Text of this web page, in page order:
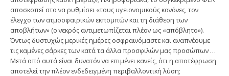
αποσκοπεί στο να ρυθμίσει «τους υγειονομικούς κανόνες, τον
έλεγχο των ατμοσφαιρικών εκπομπών και τη διάθεση των
αποβλήτων» (ο νεκρός αντιμετωπίζεται πλέον ως «απόβλητο»).
Όντως δυστυχώς μερικές ημέρες οσφραινόμαστε και αναπνέουμε
τις καμένες σάρκες των κατά τα άλλα προσφιλών μας προσώπων …
Μετά από αυτά είναι δυνατόν να επιμένει κανείς, ότι η αποτέφρωση
αποτελεί την πλέον ενδεδειγμένη περιβαλλοντική λύση;